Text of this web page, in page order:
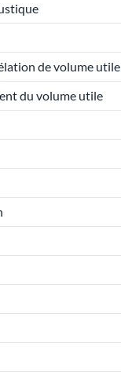
de volume utile
du volume utile